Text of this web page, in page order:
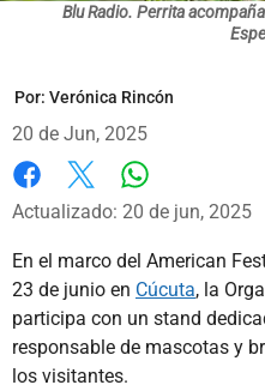
Blu Radio. Perrita
Por: Verónica Rincón
20 de Jun, 2025
Facebook
X
Actualizado: 20 de jun, 2025
En el marco del American
23 de junio en Cúcuta, la
participa con un stand
responsable de mascotas y
los visitantes.